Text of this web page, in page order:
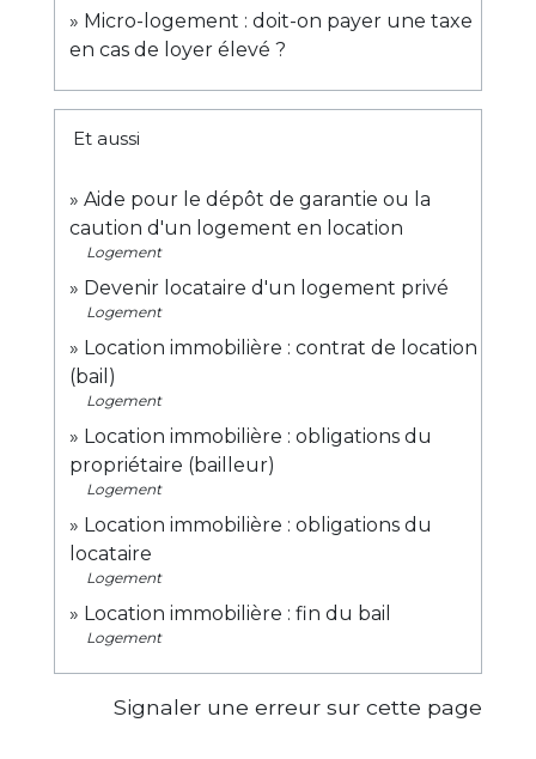
Micro-logement : doit-on payer une taxe
en cas de loyer élevé ?
Et aussi
Aide pour le dépôt de garantie ou la
caution d'un logement en location
Logement
Devenir locataire d'un logement privé
Logement
Location immobilière : contrat de location
(bail)
Logement
Location immobilière : obligations du
propriétaire (bailleur)
Logement
Location immobilière : obligations du
locataire
Logement
Location immobilière : fin du bail
Logement
Signaler une erreur sur cette page